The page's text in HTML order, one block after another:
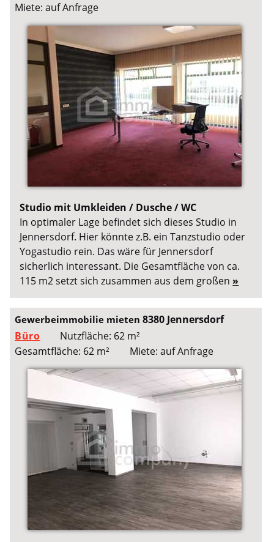
Miete: auf Anfrage
Studio mit Umkleiden / Dusche / WC
In optimaler Lage befindet sich dieses Studio in
Jennersdorf. Hier könnte z.B. ein Tanzstudio oder
Yogastudio rein. Das wäre für Jennersdorf
sicherlich interessant. Die Gesamtfläche von ca.
115 m2 setzt sich zusammen aus dem großen »
Gewerbeimmobilie mieten8380 Jennersdorf
Büro
Nutzfläche: 62 m²
Gesamtfläche: 62 m²
Miete: auf Anfrage